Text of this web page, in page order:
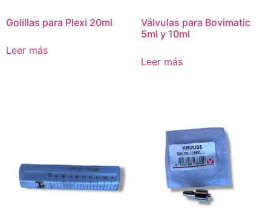
Golillas para Plexi 20ml
Leer más
Válvulas para Bovimatic
5ml y 10ml
Leer más